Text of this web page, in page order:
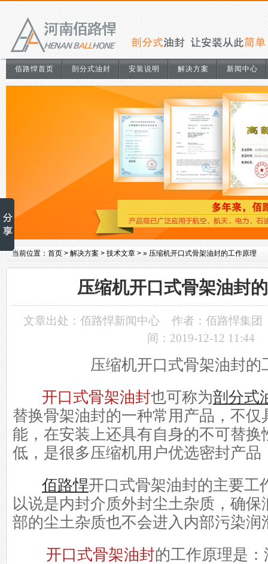
佰路悍首页 剖分式油封 安装说明 解决方案 新闻中心
当前位置： 首页 > 解决方案 > 技术文章 > » 压缩机开口式骨架油封的工作原理
压缩机开口式骨架油封
文章出处： 佰路悍新闻中心
作者：佰路悍集团
间：2019-12-12 11:44
压缩机开口式骨架油封的
开口式骨架油封也可称为剖分式
替换骨架油封的一种常用产品，不仅
能，在安装上还具有自身的不可替换
低，是很多压缩机用户优选密封产品
佰路悍开口式骨架油封的主要工
以说是内封介质外封尘土杂质，确
部的尘土杂质也不会进入内部污染润
开口式骨架油封的工作原理是